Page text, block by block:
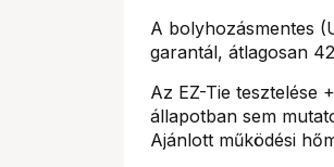
A bolyhozásmentes
garantál, átlagosan
Az EZ-Tie tesztelése
állapotban sem
Ajánlott működési